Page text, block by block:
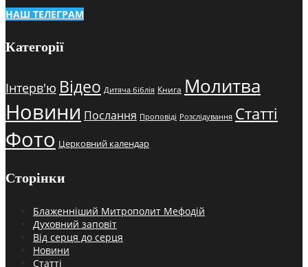
НАШ ТЕЛЕГРАМ
Категорії
Інтерв'ю Відео Дитяча біблія Книга Молитва
Новини Послання Проповіді Розслідування Статті
Фото Церковний календар
Сторінки
Блаженніший Митрополит Мефодій
Духовний заповіт
Від серця до серця
Новини
Статті